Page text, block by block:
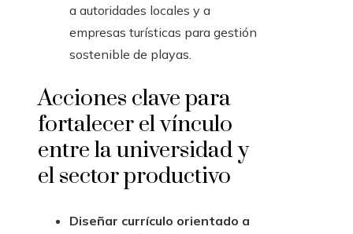
a autoridades locales y a
empresas turísticas para gestión
sostenible de playas.
Acciones clave para
fortalecer el vínculo
entre la universidad y
el sector productivo
Diseñar currículo orientado a